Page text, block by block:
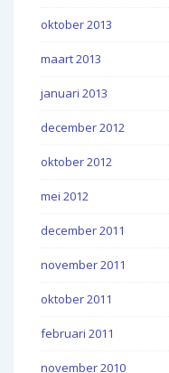
oktober 2013
maart 2013
januari 2013
december 2012
oktober 2012
mei 2012
december 2011
november 2011
oktober 2011
februari 2011
november 2010